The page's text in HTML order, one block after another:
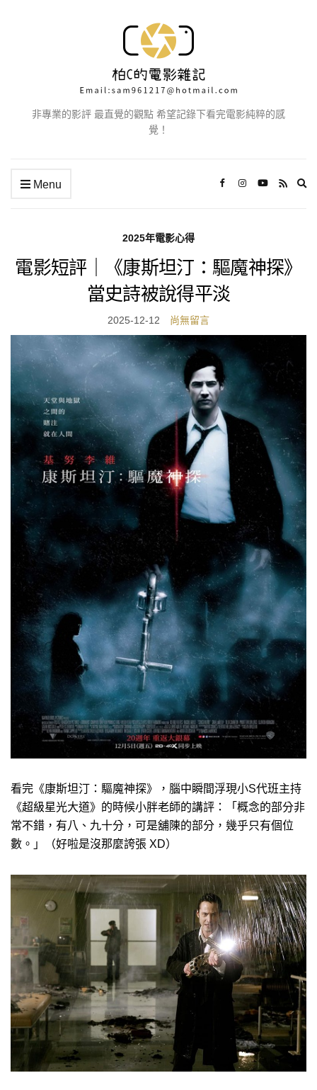
非專業的影評 最直覺的觀點 希望記錄下看完電影純粹的感
覺！
Menu
2025年電影心得
電影短評｜《康斯坦汀：驅魔神探》
當史詩被說得平淡
2025-12-12 尚無留言
看完《康斯坦汀：驅魔神探》，腦中瞬間浮現小S代班主持
《超級星光大道》的時候小胖老師的講評：「概念的部分非
常不錯，有八、九十分，可是舖陳的部分，幾乎只有個位
數。」（好啦是沒那麼誇張 XD）